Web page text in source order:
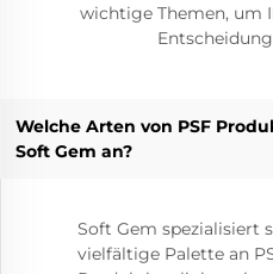
wichtige Themen, um
Welche Arten von PSF
Soft Gem an?
Soft Gem spezialisiert
vielfältige Palette an